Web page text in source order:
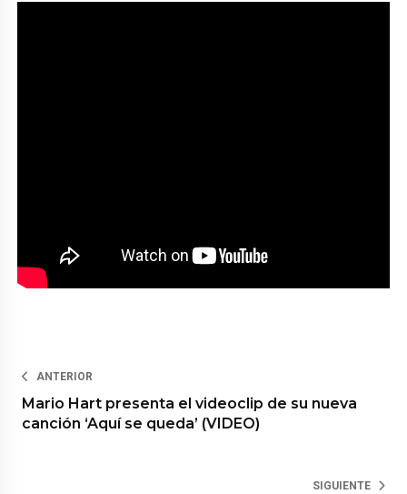
ANTERIOR
Mario Hart presenta el videoclip de su nueva
canción ‘Aquí se queda’ (VIDEO)
SIGUIENTE